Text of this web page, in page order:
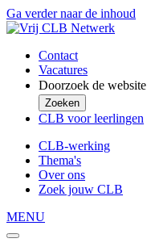
Ga verder naar de inhoud
Contact
Vacatures
Doorzoek de website
Zoeken
CLB voor leerlingen
CLB-werking
Thema's
Over ons
Zoek jouw CLB
MENU